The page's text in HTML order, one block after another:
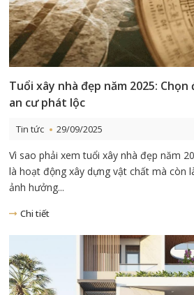
Tuổi xây nhà đẹp năm 2025:
an cư phát lộc
Tin tức 29/09/2025
Vì sao phải xem tuổi xây nhà đẹp năm
là hoạt động xây dựng vật chất mà còn
ảnh hưởng...
Chi tiết